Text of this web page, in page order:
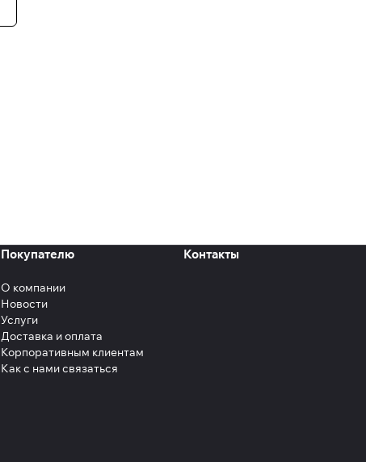
Покупателю
О компании
Новости
Услуги
Доставка и оплата
Корпоративным клиентам
Как с нами связаться
Контакты